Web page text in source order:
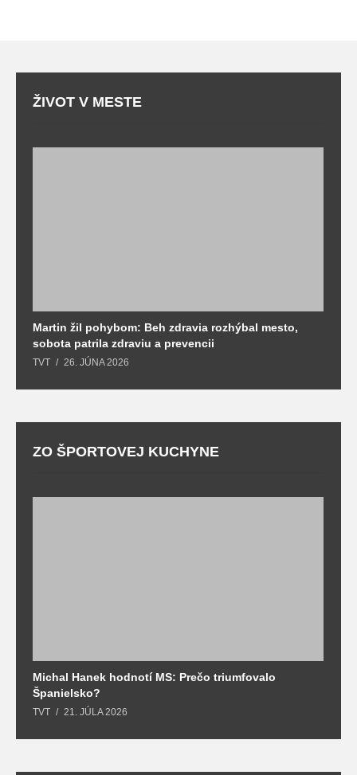
ŽIVOT V MESTE
Martin žil pohybom: Beh zdravia rozhýbal mesto,
sobota patrila zdraviu a prevencii
TVT 26. JÚNA 2026
ZO ŠPORTOVEJ KUCHYNE
Michal Hanek hodnotí MS: Prečo triumfovalo
Španielsko?
TVT 21. JÚLA 2026